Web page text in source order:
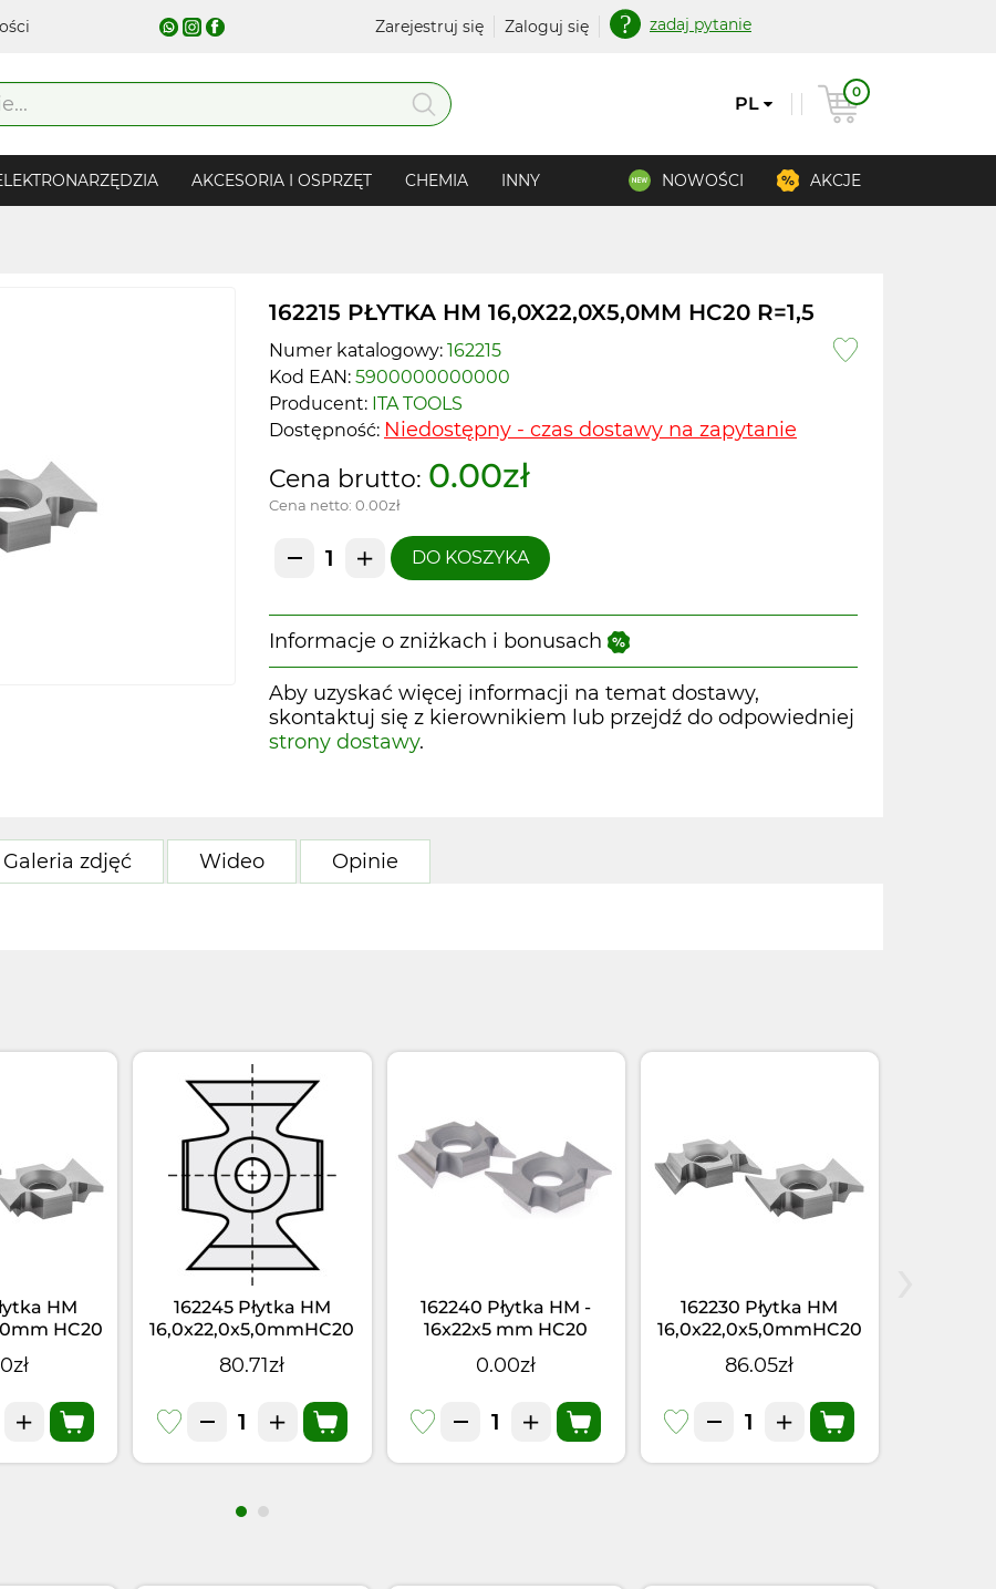
Zarejestruj się Zaloguj się zadaj pytanie
PL
0
AKCESORIA I OSPRZĘT CHEMIA INNY NOWOŚCI AKCJE
162215 PŁYTKA HM 16,0X22,0X5,0MM HC20 R=1,5
Numer katalogowy: 162215
Kod EAN: 5900000000000
Producent: ITA TOOLS
Dostępność: Niedostępny - czas dostawy na zapytanie
Cena brutto: 0.00zł
Cena netto: 0.00zł
DO KOSZYKA
Informacje o zniżkach i bonusach
Aby uzyskać więcej informacji na temat dostawy,
skontaktuj się z kierownikiem lub przejdź do odpowiedniej
strony dostawy.
Galeria zdjęć Wideo Opinie
HM
HC20
162245 Płytka HM
16,0x22,0x5,0mmHC20
80.71zł
162240 Płytka HM -
16x22x5 mm HC20
0.00zł
162230 Płytka HM
16,0x22,0x5,0mmHC20
86.05zł